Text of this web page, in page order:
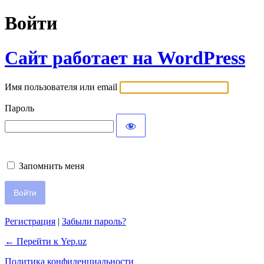
Войти
Сайт работает на WordPress
Имя пользователя или email
Пароль
Запомнить меня
Регистрация | Забыли пароль?
← Перейти к Yep.uz
Политика конфиденциальности